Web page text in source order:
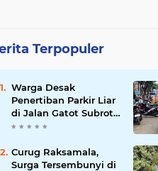
Terpopuler
Warga Desak
Penertiban Parkir Liar
di Jalan Gatot Subroto
Bandung, Kemacetan
Mengkhawatirkan
Curug Raksamala,
Surga Tersembunyi di